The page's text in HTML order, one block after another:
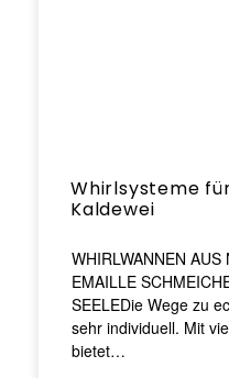
Whirlsysteme
Kaldewei
WHIRLWANNEN AUS
EMAILLE
SEELEDie Wege zu
sehr individuell. Mit
bietet…